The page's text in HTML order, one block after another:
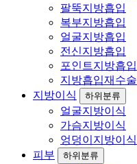
팔뚝지방흡입
복부지방흡입
얼굴지방흡입
전신지방흡입
포인트지방흡입
지방흡입재수술
지방이식
하위분류
얼굴지방이식
가슴지방이식
엉덩이지방이식
피부
하위분류